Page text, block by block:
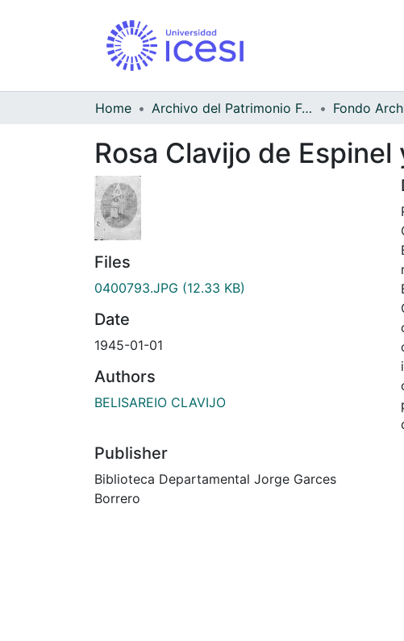
Home Archivo del Patrimonio Fotográfico y Fílmico del Valle del Cauca
Rosa Clavijo de Espinel
Files
0400793.JPG (12.33 KB)
Date
1945-01-01
Authors
BELISAREIO CLAVIJO
Publisher
Biblioteca Departamental Jorge Garces
Borrero